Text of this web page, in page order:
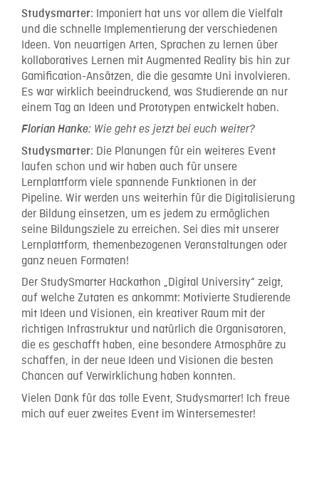
Studysmarter: Imponiert hat uns vor allem die Vielfalt
und die schnelle Implementierung der verschiedenen
Ideen. Von neuartigen Arten, Sprachen zu lernen über
kollaboratives Lernen mit Augmented Reality bis hin zur
Gamification-Ansätzen, die die gesamte Uni involvieren.
Es war wirklich beeindruckend, was Studierende an nur
einem Tag an Ideen und Prototypen entwickelt haben.
Florian Hanke: Wie geht es jetzt bei euch weiter?
Studysmarter: Die Planungen für ein weiteres Event
laufen schon und wir haben auch für unsere
Lernplattform viele spannende Funktionen in der
Pipeline. Wir werden uns weiterhin für die Digitalisierung
der Bildung einsetzen, um es jedem zu ermöglichen
seine Bildungsziele zu erreichen. Sei dies mit unserer
Lernplattform, themenbezogenen Veranstaltungen oder
ganz neuen Formaten!
Der StudySmarter Hackathon „Digital University“ zeigt,
auf welche Zutaten es ankommt: Motivierte Studierende
mit Ideen und Visionen, ein kreativer Raum mit der
richtigen Infrastruktur und natürlich die Organisatoren,
die es geschafft haben, eine besondere Atmosphäre zu
schaffen, in der neue Ideen und Visionen die besten
Chancen auf Verwirklichung haben konnten.
Vielen Dank für das tolle Event, Studysmarter! Ich freue
mich auf euer zweites Event im Wintersemester!